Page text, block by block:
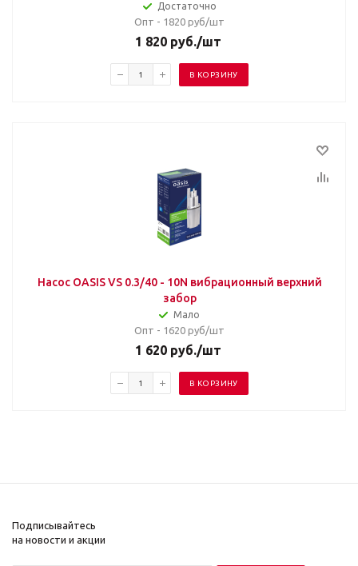
Достаточно
Опт - 1820 руб/шт
1 820руб./шт
В КОРЗИНУ
Насос OASIS VS 0.3/40 - 10N вибрационный верхний
забор
Мало
Опт - 1620 руб/шт
1 620руб./шт
В КОРЗИНУ
Подписывайтесь
на новости и акции